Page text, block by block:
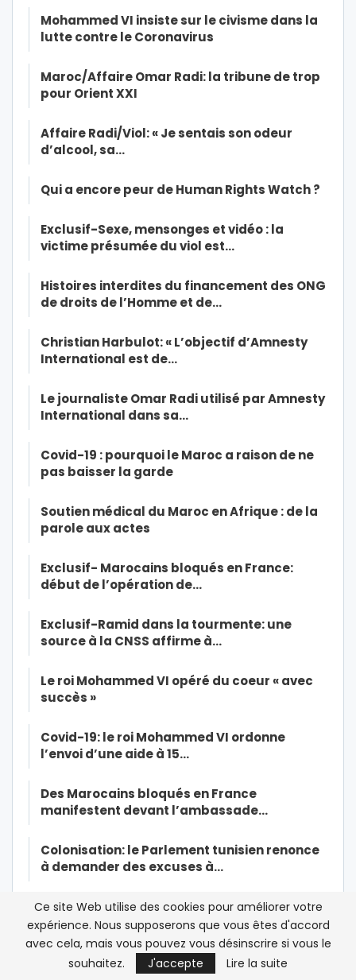
Mohammed VI insiste sur le civisme dans la
lutte contre le Coronavirus
Maroc/Affaire Omar Radi: la tribune de trop
pour Orient XXI
Affaire Radi/Viol: « Je sentais son odeur
d’alcool, sa…
Qui a encore peur de Human Rights Watch ?
Exclusif-Sexe, mensonges et vidéo : la
victime présumée du viol est…
Histoires interdites du financement des ONG
de droits de l’Homme et de…
Christian Harbulot: « L’objectif d’Amnesty
International est de…
Le journaliste Omar Radi utilisé par Amnesty
International dans sa…
Covid-19 : pourquoi le Maroc a raison de ne
pas baisser la garde
Soutien médical du Maroc en Afrique : de la
parole aux actes
Exclusif- Marocains bloqués en France:
début de l’opération de…
Exclusif-Ramid dans la tourmente: une
source à la CNSS affirme à…
Le roi Mohammed VI opéré du coeur « avec
succès »
Covid-19: le roi Mohammed VI ordonne
l’envoi d’une aide à 15…
Des Marocains bloqués en France
manifestent devant l’ambassade…
Colonisation: le Parlement tunisien renonce
à demander des excuses à…
Quand la production des masques au Maroc
suscite un fort engouement
Nouvelle allégation algérienne: la
Ce site Web utilise des cookies pour améliorer votre
expérience. Nous supposerons que vous êtes d'accord
avec cela, mais vous pouvez vous désinscrire si vous le
souhaitez.
J'accepte Lire la suite